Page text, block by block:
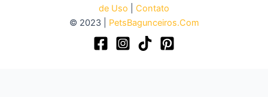
de Uso
Contato
© 2023 | PetsBagunceiros.Com